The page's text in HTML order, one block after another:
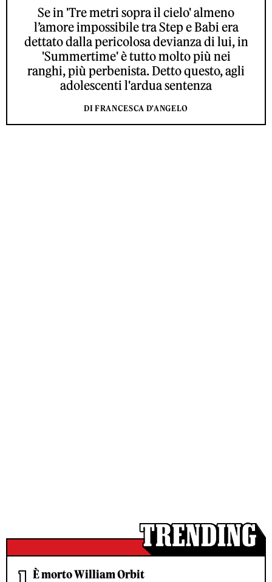
Se in 'Tre metri sopra il cielo' almeno
l’amore impossibile tra Step e Babi era
dettato dalla pericolosa devianza di lui, in
'Summertime' è tutto molto più nei
ranghi, più perbenista. Detto questo, agli
adolescenti l'ardua sentenza
DI FRANCESCA D'ANGELO
È morto William Orbit